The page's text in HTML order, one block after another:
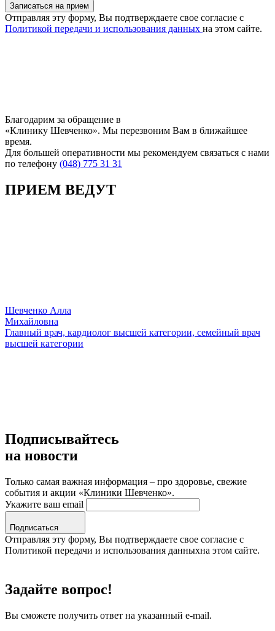
Записаться на прием
Отправляя эту форму, Вы подтверждаете свое согласие с
Политикой передачи и использования данных на этом сайте.
Благодарим за обращение в
«Клинику Шевченко». Мы перезвоним Вам в ближайшее
время.
Для большей оперативности мы рекомендуем связаться с нами
по телефону (048) 775 31 31
ПРИЕМ ВЕДУТ
Шевченко Алла
Михайловна
Главный врач, кардиолог высшей категории, семейный врач
высшей категории
Подписывайтесь
на новости
Только самая важная информация – про здоровье, свежие
события и акции «Клиники Шевченко».
Укажите ваш email
Подписаться
Отправляя эту форму, Вы подтверждаете свое согласие с
Политикой передачи и использования данныхна этом сайте.
Задайте вопрос!
Вы сможете получить ответ на указанный e-mail.